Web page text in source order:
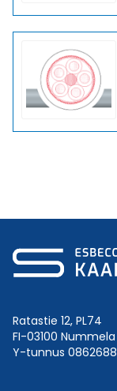
Ratastie 12, PL74
FI-03100 Nummela
Y-tunnus